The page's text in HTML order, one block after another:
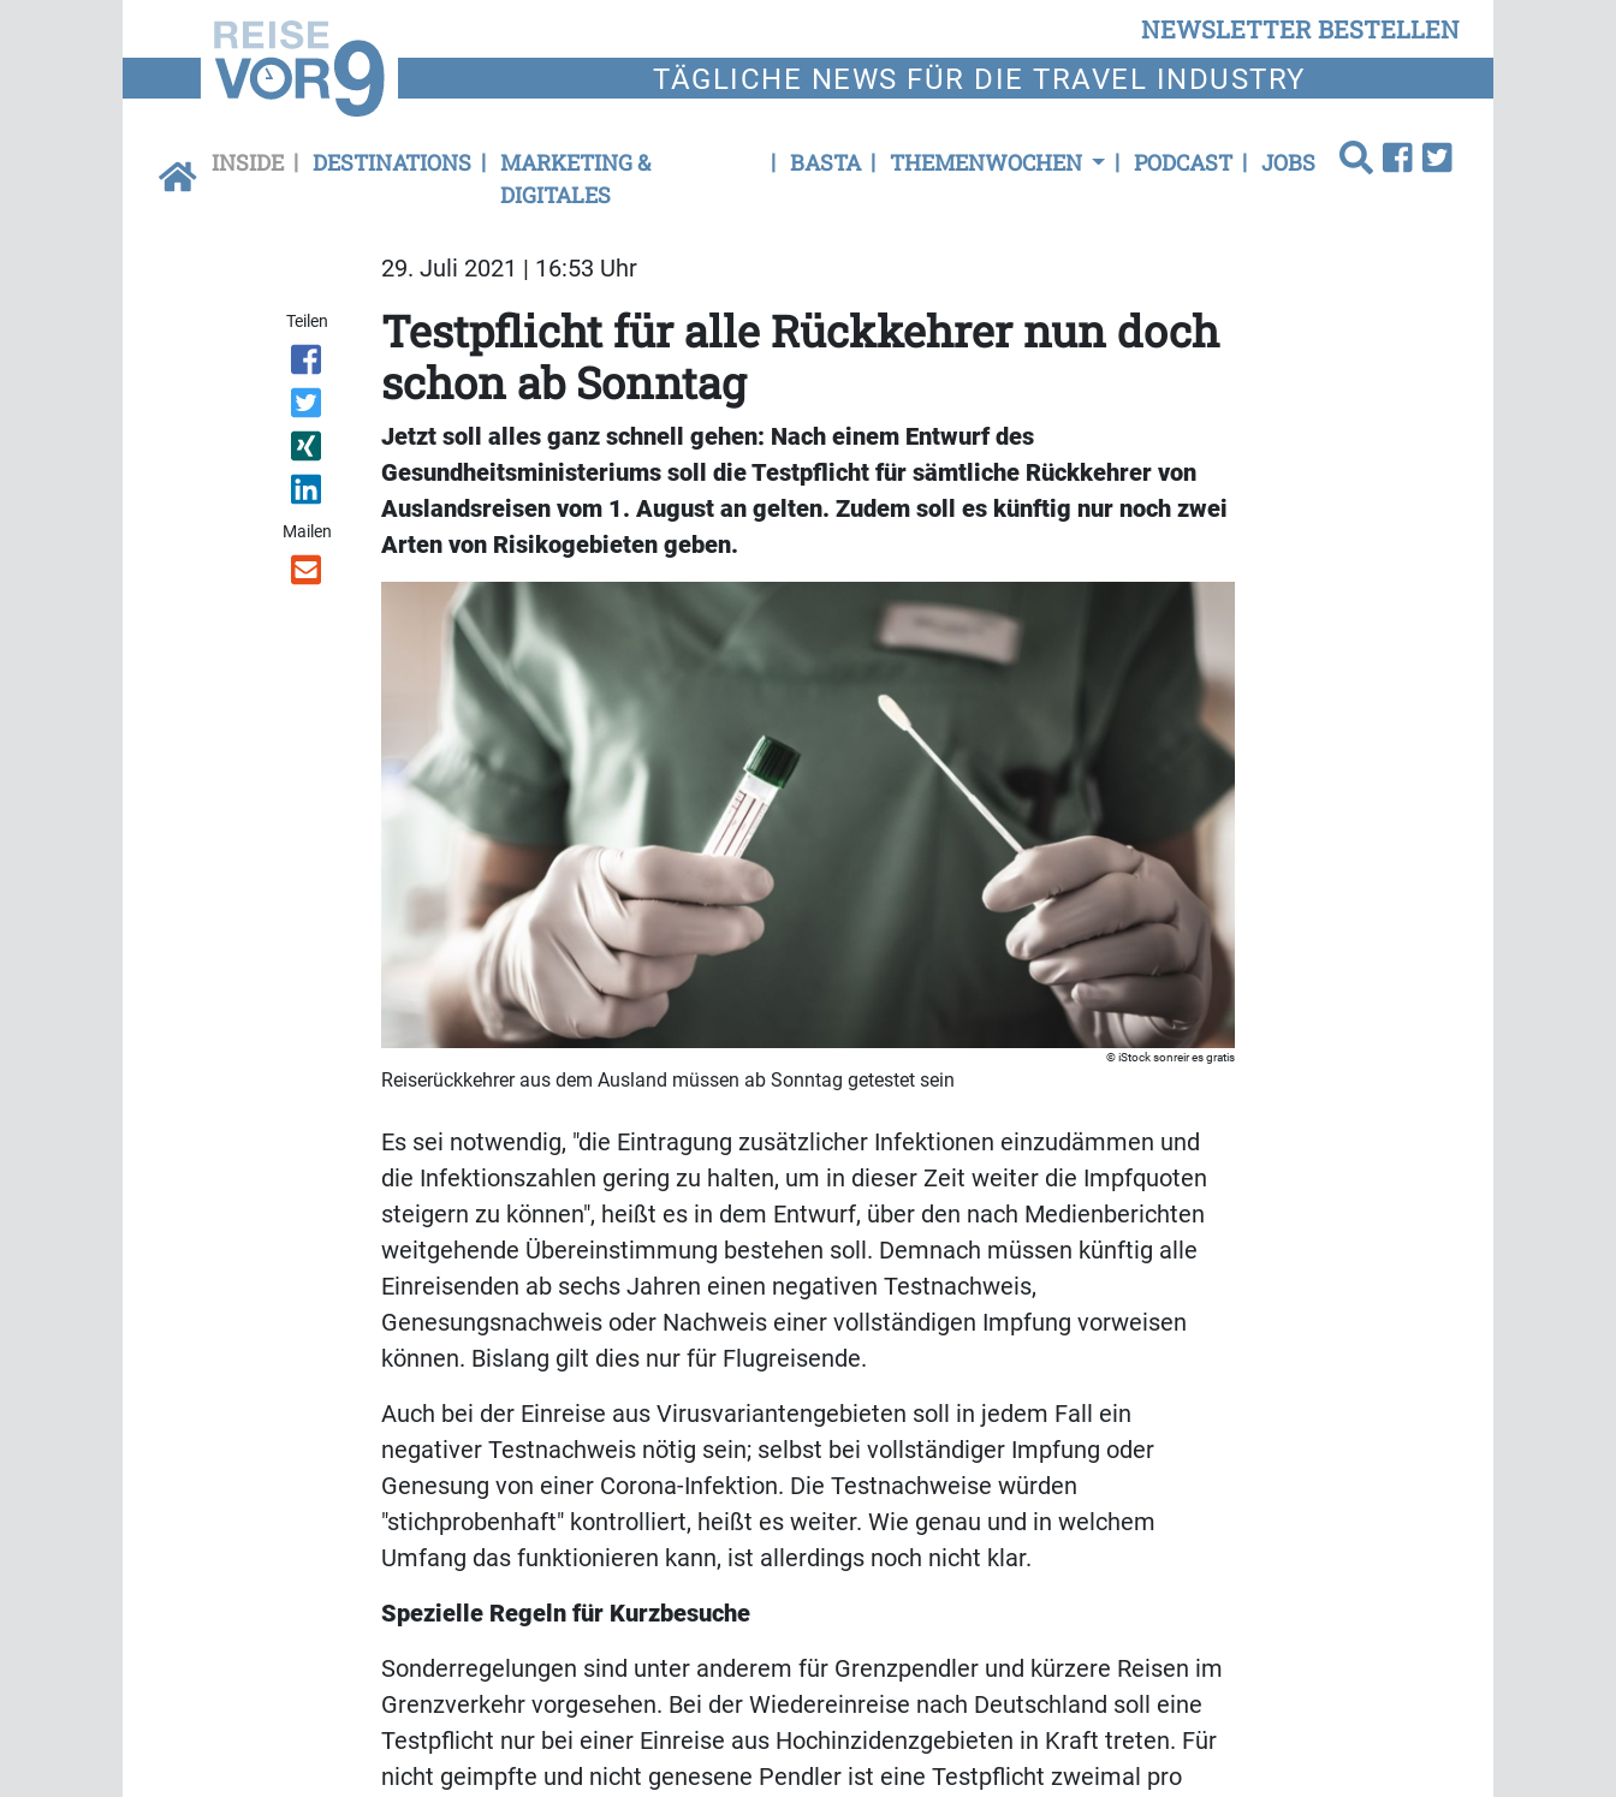
NEWSLETTER BESTELLEN
TÄGLICHE NEWS FÜR DIE TRAVEL INDUSTRY
INSIDE DESTINATIONS
MARKETING &
DIGITALES
BASTA THEMENWOCHEN PODCAST JOBS
29. Juli 2021 | 16:53 Uhr
Teilen
Mailen
Testpflicht für alle Rückkehrer nun doch
schon ab Sonntag
Jetzt soll alles ganz schnell gehen: Nach einem Entwurf des
Gesundheitsministeriums soll die Testpflicht für sämtliche Rückkehrer von
Auslandsreisen vom 1. August an gelten. Zudem soll es künftig nur noch zwei
Arten von Risikogebieten geben.
iStock sonreir es gratis
Reiserückkehrer aus dem Ausland müssen ab Sonntag getestet sein
Es sei notwendig, "die Eintragung zusätzlicher Infektionen einzudämmen und
die Infektionszahlen gering zu halten, um in dieser Zeit weiter die Impfquoten
steigern zu können", heißt es in dem Entwurf, über den nach Medienberichten
weitgehende Übereinstimmung bestehen soll. Demnach müssen künftig alle
Einreisenden ab sechs Jahren einen negativen Testnachweis,
Genesungsnachweis oder Nachweis einer vollständigen Impfung vorweisen
können. Bislang gilt dies nur für Flugreisende.
Auch bei der Einreise aus Virusvariantengebieten soll in jedem Fall ein
negativer Testnachweis nötig sein; selbst bei vollständiger Impfung oder
Genesung von einer Corona-Infektion. Die Testnachweise würden
"stichprobenhaft" kontrolliert, heißt es weiter. Wie genau und in welchem
Umfang das funktionieren kann, ist allerdings noch nicht klar.
Spezielle Regeln für Kurzbesuche
Sonderregelungen sind unter anderem für Grenzpendler und kürzere Reisen im
Grenzverkehr vorgesehen. Bei der Wiedereinreise nach Deutschland soll eine
Testpflicht nur bei einer Einreise aus Hochinzidenzgebieten in Kraft treten. Für
nicht geimpfte und nicht genesene Pendler ist eine Testpflicht zweimal pro